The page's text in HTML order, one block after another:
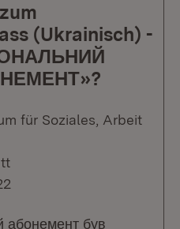
(Ukrainisch) -
für Soziales, Arbeit
абонемент був